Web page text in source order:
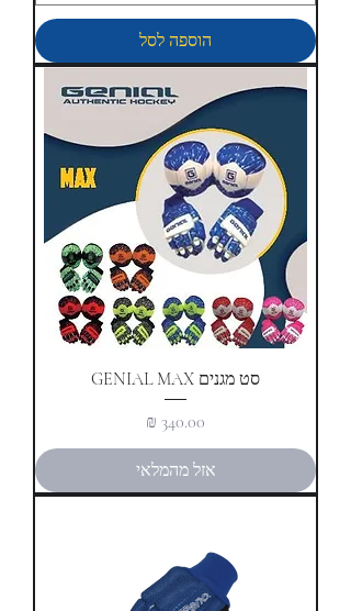
הוספה לסל
סט מגנים GENIAL MAX
מחיר
אזל מהמלאי